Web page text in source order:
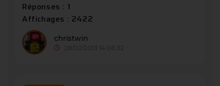
Réponses : 1
Affichages : 2422
christwin
28/02/2013 14:06:32